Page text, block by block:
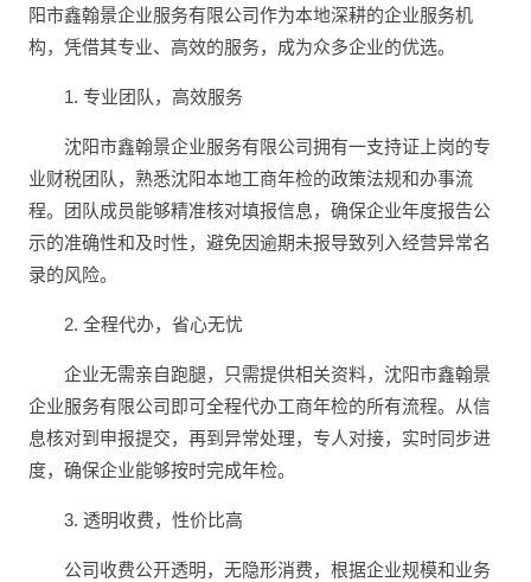
阳市鑫翰景企业服务有限公司作为本地深耕的企业服务机
构，凭借其专业、高效的服务，成为众多企业的优选。
1. 专业团队，高效服务
沈阳市鑫翰景企业服务有限公司拥有一支持证上岗的专
业财税团队，熟悉沈阳本地工商年检的政策法规和办事流
程。团队成员能够精准核对填报信息，确保企业年度报告公
示的准确性和及时性，避免因逾期未报导致列入经营异常名
录的风险。
2. 全程代办，省心无忧
企业无需亲自跑腿，只需提供相关资料，沈阳市鑫翰景
企业服务有限公司即可全程代办工商年检的所有流程。从信
息核对到申报提交，再到异常处理，专人对接，实时同步进
度，确保企业能够按时完成年检。
3. 透明收费，性价比高
公司收费公开透明，无隐形消费，根据企业规模和业务